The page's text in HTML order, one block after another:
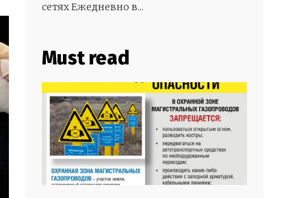
сетях Ежедневно в...
Must read